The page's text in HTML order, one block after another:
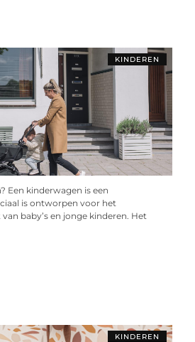
KINDEREN
Een kinderwagen is een
is ontworpen voor het
baby’s en jonge kinderen. Het
KINDEREN